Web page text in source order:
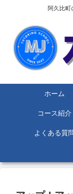
阿久比町
ホーム
コース紹介
よくある質